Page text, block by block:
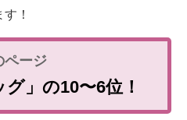
！
グ」の10〜6位！